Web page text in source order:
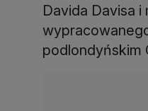
Davida Davisa
podlondyńskim